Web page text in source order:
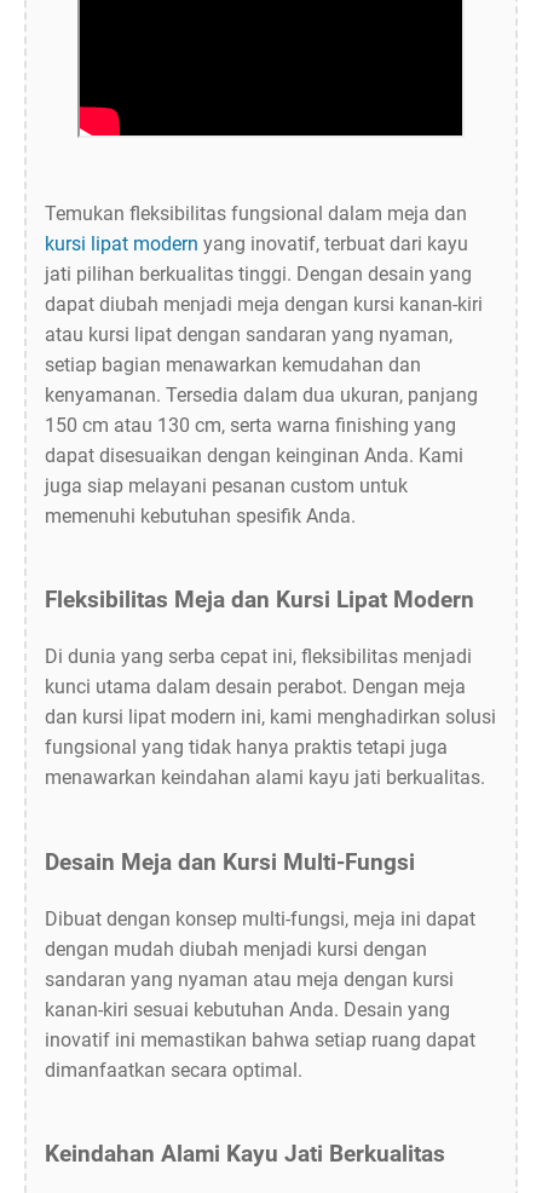
Temukan fleksibilitas fungsional dalam meja dan
kursi lipat modern yang inovatif, terbuat dari kayu
jati pilihan berkualitas tinggi. Dengan desain yang
dapat diubah menjadi meja dengan kursi kanan-kiri
atau kursi lipat dengan sandaran yang nyaman,
setiap bagian menawarkan kemudahan dan
kenyamanan. Tersedia dalam dua ukuran, panjang
150 cm atau 130 cm, serta warna finishing yang
dapat disesuaikan dengan keinginan Anda. Kami
juga siap melayani pesanan custom untuk
memenuhi kebutuhan spesifik Anda.
Fleksibilitas Meja dan Kursi Lipat Modern
Di dunia yang serba cepat ini, fleksibilitas menjadi
kunci utama dalam desain perabot. Dengan meja
dan kursi lipat modern ini, kami menghadirkan solusi
fungsional yang tidak hanya praktis tetapi juga
menawarkan keindahan alami kayu jati berkualitas.
Desain Meja dan Kursi Multi-Fungsi
Dibuat dengan konsep multi-fungsi, meja ini dapat
dengan mudah diubah menjadi kursi dengan
sandaran yang nyaman atau meja dengan kursi
kanan-kiri sesuai kebutuhan Anda. Desain yang
inovatif ini memastikan bahwa setiap ruang dapat
dimanfaatkan secara optimal.
Keindahan Alami Kayu Jati Berkualitas